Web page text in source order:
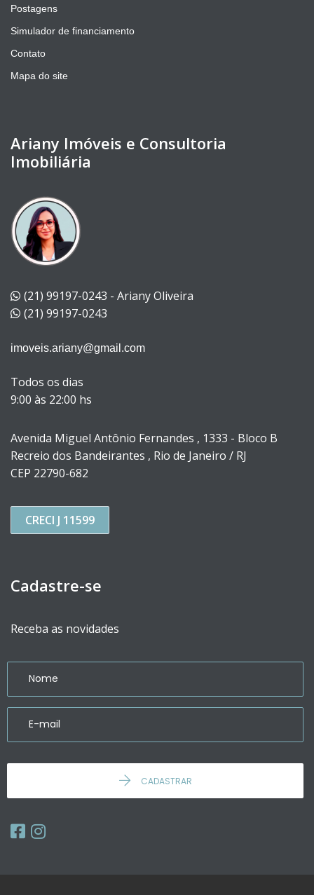
Postagens
Simulador de financiamento
Contato
Mapa do site
Ariany Imóveis e Consultoria
Imobiliária
(21) 99197-0243 - Ariany Oliveira
(21) 99197-0243
imoveis.ariany@gmail.com
Todos os dias
9:00 às 22:00 hs
Avenida Miguel Antônio Fernandes , 1333 - Bloco B
Recreio dos Bandeirantes , Rio de Janeiro / RJ
CEP 22790-682
CRECI J 11599
Cadastre-se
Receba as novidades
CADASTRAR